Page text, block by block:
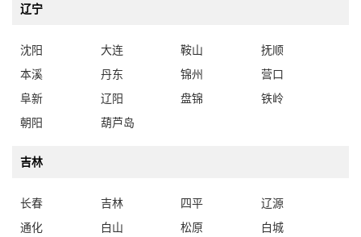
辽宁
沈阳 大连 鞍山
抚顺
本溪
丹东 锦州
营口
阜新
辽阳 盘锦
铁岭
朝阳
葫芦岛
吉林
长春 吉林 四平
辽源
通化
白山 松原
白城